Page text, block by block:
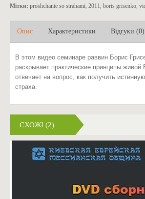
Мітки: proshchanie so strahami, 2011, boris grisenko,
Опис Характеристики Відгуки (0)
В этом видео семинаре раввин Борис
раскрывает практические принципы
отвечает на вопрос, как получить
страха.
СХОЖІ (2)